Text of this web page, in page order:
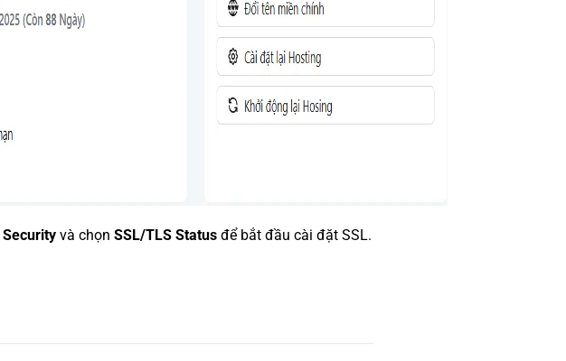
Security và chọn SSL/TLS Statusđể bắt đầu cài đặt SSL.